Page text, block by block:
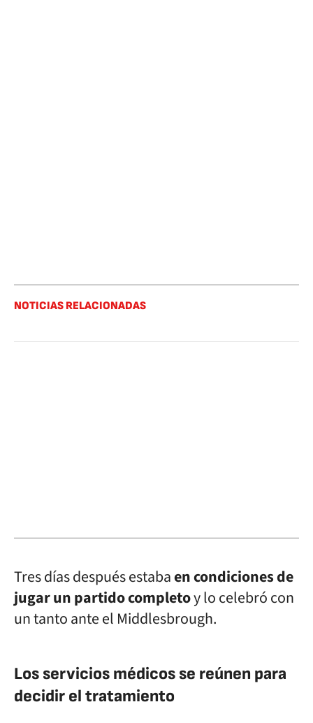
NOTICIAS RELACIONADAS
Tres días después estabaen condiciones de
jugar un partido completoy lo celebró con
un tanto ante el Middlesbrough.
Los servicios médicos se reúnen para
decidir el tratamiento